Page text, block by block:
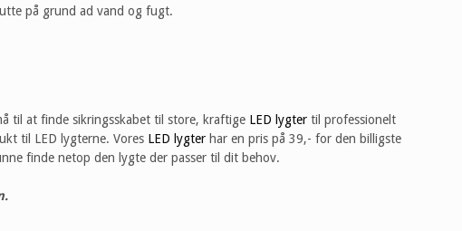
på grund ad vand og fugt.
til at finde sikringsskabet til store, kraftige LED lygter til professionelt
til LED lygterne. Vores LED lygter har en pris på 39,- for den billigste
finde netop den lygte der passer til dit behov.